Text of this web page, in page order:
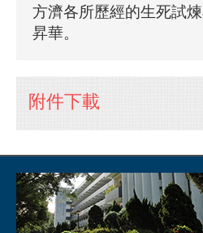
方濟各所歷經的生死試
昇華。
附件下載